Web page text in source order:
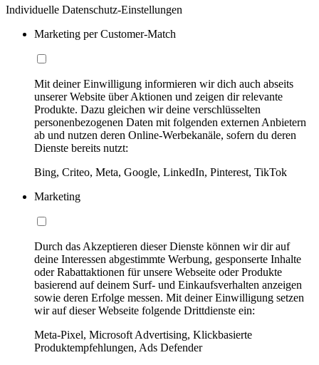
Individuelle Datenschutz-Einstellungen
Marketing per Customer-Match
Mit deiner Einwilligung informieren wir dich auch abseits
unserer Website über Aktionen und zeigen dir relevante
Produkte. Dazu gleichen wir deine verschlüsselten
personenbezogenen Daten mit folgenden externen Anbietern
ab und nutzen deren Online-Werbekanäle, sofern du deren
Dienste bereits nutzt:
Bing, Criteo, Meta, Google, LinkedIn, Pinterest, TikTok
Marketing
Durch das Akzeptieren dieser Dienste können wir dir auf
deine Interessen abgestimmte Werbung, gesponserte Inhalte
oder Rabattaktionen für unsere Webseite oder Produkte
basierend auf deinem Surf- und Einkaufsverhalten anzeigen
sowie deren Erfolge messen. Mit deiner Einwilligung setzen
wir auf dieser Webseite folgende Drittdienste ein:
Meta-Pixel, Microsoft Advertising, Klickbasierte
Produktempfehlungen, Ads Defender